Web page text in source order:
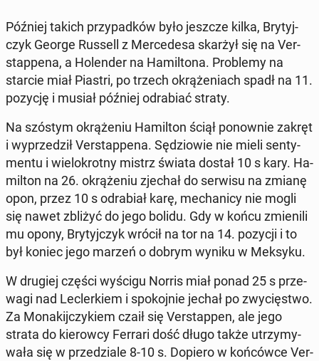
Później takich przy­pad­ków było jeszcze kilka, Bry­tyj­
czyk George Russell z Mer­ce­de­sa skarżył się na Ver­
stap­pe­na, a Ho­len­der na Ha­mil­to­na. Pro­ble­my na
starcie miał Piastri, po trzech okrą­że­niach spadł na 11.
pozycję i musiał później od­ra­biać straty.
Na szóstym okrą­że­niu Ha­mil­ton ściął po­now­nie zakręt
i wy­prze­dził Ver­stap­pe­na. Sę­dzio­wie nie mieli sen­ty­
men­tu i wie­lo­krot­ny mistrz świata dostał 10 s kary. Ha­
mil­ton na 26. okrą­że­niu zjechał do serwisu na zmianę
opon, przez 10 s od­ra­biał karę, me­cha­ni­cy nie mogli
się nawet zbliżyć do jego bolidu. Gdy w końcu zmie­ni­li
mu opony, Bry­tyj­czyk wrócił na tor na 14. pozycji i to
był koniec jego marzeń o dobrym wyniku w Meksyku.
W drugiej części wyścigu Norris miał ponad 25 s prze­
wa­gi nad Lec­ler­kiem i spo­koj­nie jechał po zwy­cię­stwo.
Za Mo­na­kij­czy­kiem czaił się Ver­stap­pen, ale jego
strata do kie­row­cy Ferrari dość długo także utrzy­my­
wa­ła się w prze­dzia­le 8-10 s. Dopiero w koń­ców­ce Ver­